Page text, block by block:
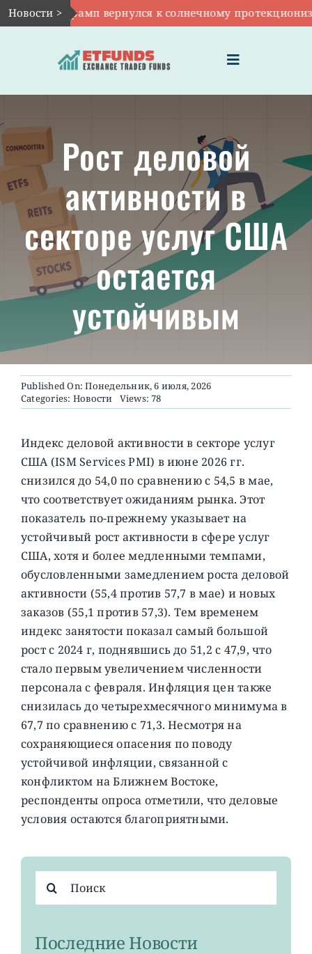
Skip
to
Новости >
10:TAN: Трамп вернулся к солнечному
Toggle
Navigation
ЧТО ТАКОЕ ETF
ИНВЕСТИЦИИ В ETF
ТЕМАТИЧЕСКИЕ ETF
АКТУАЛЬНЫЕ
О ПРОЕКТЕ
Рост деловой
активности в
секторе услуг США
остается
устойчивым
Published On: Понедельник, 6 июля, 2026
Categories: Новости Views: 78
Индекс деловой активности в секторе услуг
США (ISM Services PMI) в июне 2026 гг.
снизился до 54,0 по сравнению с 54,5 в мае,
что соответствует ожиданиям рынка.Этот
показатель по-прежнему указывает на
устойчивый рост активности в сфере услуг
США, хотя и более медленными темпами,
обусловленными замедлением роста деловой
активности (55,4 против 57,7 в мае) и новых
заказов (55,1 против 57,3). Тем временем
индекс занятости показал самый большой
рост с 2024 г, поднявшись до 51,2 с 47,9, что
стало первым увеличением численности
персонала с февраля. Инфляция цен также
снизилась до четырехмесячного минимума в
67,7 по сравнению с 71,3. Несмотря на
сохраняющиеся опасения по поводу
устойчивой инфляции, связанной с
конфликтом на Ближнем Востоке,
респонденты опроса отметили, что деловые
условия остаются благоприятными.
поиска:
Последние Новости